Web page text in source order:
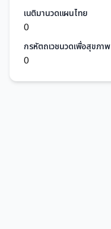
เนติมานวดแผนไทย
0
กรหัตถเวชนวดเพื่อสุขภาพ
0